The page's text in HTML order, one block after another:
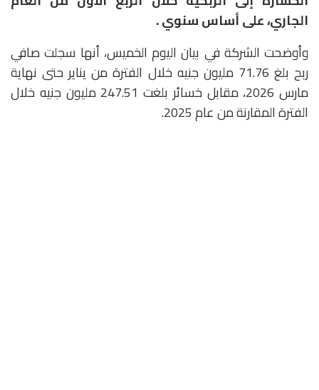
الجاري، على أساس سنوي .
وأوضحت الشركة في بيان اليوم الخميس، أنها سجلت صافي
ربح بلغ 71.76 مليون جنيه خلال الفترة من يناير حتى نهاية
مارس 2026، مقابل خسائر بلغت 247.51 مليون جنيه خلال
الفترة المقارنة من عام 2025.